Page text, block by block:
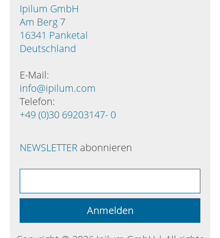
Ipilum GmbH
Am Berg 7
16341 Panketal
Deutschland
E-Mail:
info@ipilum.com
Telefon:
+49 (0)30 69203147- 0
NEWSLETTER abonnieren